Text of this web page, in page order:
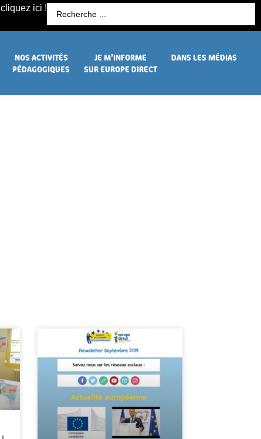
ici !
NOS ACTIVITÉS
PÉDAGOGIQUES
JE M’INFORME
SUR EUROPE DIRECT
DANS LES MÉDIAS